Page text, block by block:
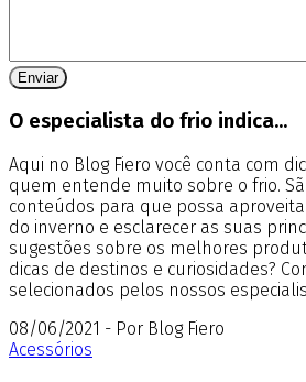
O especialista do frio indica...
Aqui no Blog Fiero você conta com
quem entende muito sobre o frio.
conteúdos para que possa
do inverno e esclarecer as suas
sugestões sobre os melhores
dicas de destinos e curiosidades?
selecionados pelos nossos
08/06/2021 - Por Blog Fiero
Acessórios